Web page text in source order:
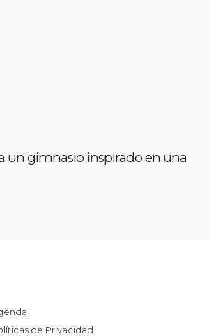
un gimnasio inspirado en una
de Privacidad